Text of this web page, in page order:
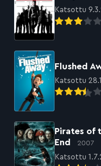
Katsottu
Flushed
Katsottu
Pirates of
End
2007
Katsottu